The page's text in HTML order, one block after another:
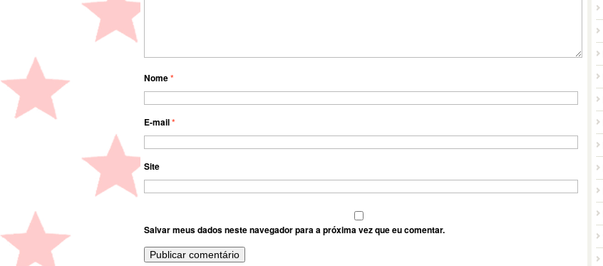
Nome*
E-mail*
Site
Salvar meus dados neste navegador para a próxima vez que eu comentar.